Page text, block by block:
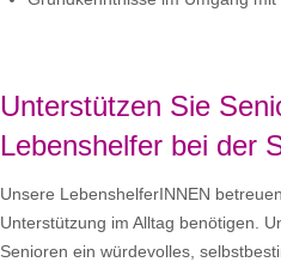
Unterstützen Sie
Lebenshelfer bei der
Unsere LebenshelferINNEN
Unterstützung im Alltag benötigen.
Senioren ein würdevolles,